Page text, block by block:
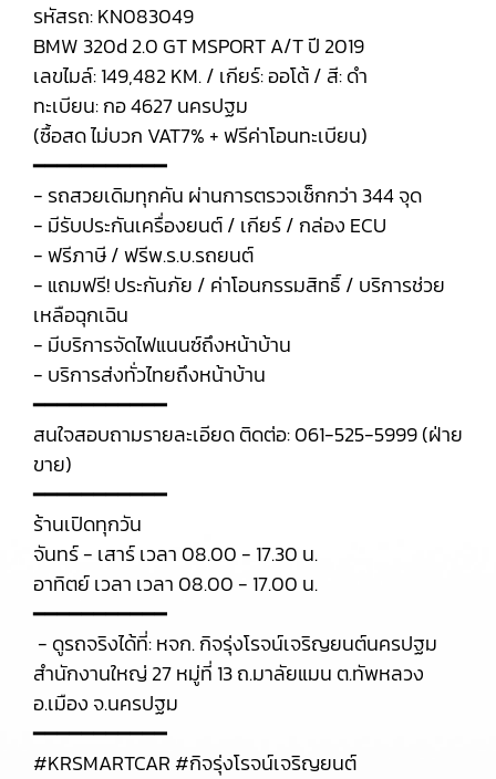
รหัสรถ: KN083049
BMW 320d 2.0 GT MSPORT A/T ปี 2019
เลขไมล์: 149,482 KM. / เกียร์: ออโต้ / สี: ดำ
ทะเบียน: กอ 4627 นครปฐม
(ซื้อสด ไม่บวก VAT7% + ฟรีค่าโอนทะเบียน)
━━━━━━━━━━━
- รถสวยเดิมทุกคัน ผ่านการตรวจเช็กกว่า 344 จุด
- มีรับประกันเครื่องยนต์ / เกียร์ / กล่อง ECU
- ฟรีภาษี / ฟรีพ.ร.บ.รถยนต์
- แถมฟรี! ประกันภัย / ค่าโอนกรรมสิทธิ์ / บริการช่วย
เหลือฉุกเฉิน
- มีบริการจัดไฟแนนซ์ถึงหน้าบ้าน
- บริการส่งทั่วไทยถึงหน้าบ้าน
━━━━━━━━━━━
สนใจสอบถามรายละเอียด ติดต่อ: 061-525-5999 (ฝ่าย
ขาย)
━━━━━━━━━━━
ร้านเปิดทุกวัน
จันทร์ - เสาร์ เวลา 08.00 - 17.30 น.
อาทิตย์ เวลา เวลา 08.00 - 17.00 น.
━━━━━━━━━━━
- ดูรถจริงได้ที่: หจก. กิจรุ่งโรจน์เจริญยนต์นครปฐม
สำนักงานใหญ่ 27 หมู่ที่ 13 ถ.มาลัยแมน ต.ทัพหลวง
อ.เมือง จ.นครปฐม
━━━━━━━━━━━
#KRSMARTCAR #กิจรุ่งโรจน์เจริญยนต์